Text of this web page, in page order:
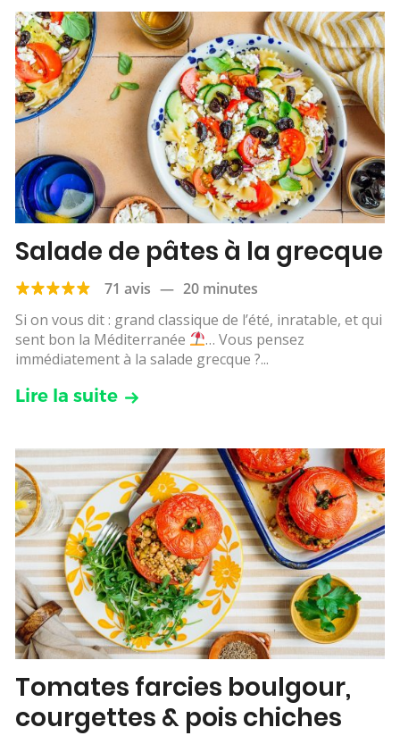
Salade de pâtes à la grecque
71 avis — 20 minutes
Si on vous dit : grand classique de l’été, inratable, et qui
sent bon la Méditerranée
… Vous pensez
immédiatement à la salade grecque ?...
Lire la suite
Tomates farcies boulgour,
courgettes & pois chiches